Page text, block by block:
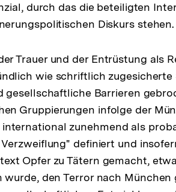
durch das die beteiligten
Diskurs stehen.
Trauer und der Entrüstung als
wie schriftlich
Barrieren
Gruppierungen infolge der
zunehmend als
definiert und
Opfer zu Tätern gemacht,
den Terror nach München